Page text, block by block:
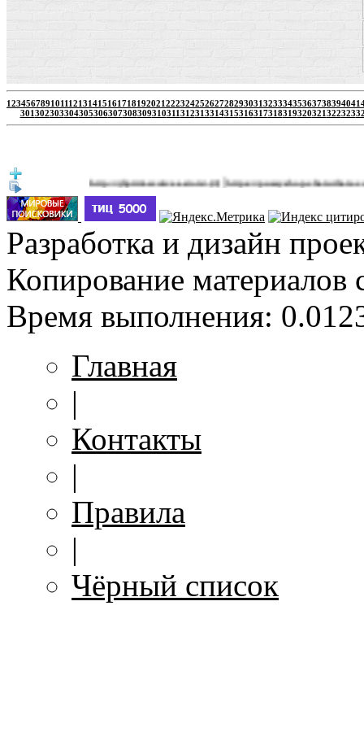
1234567891011121314151617181920212223242526272829303132333435363738394041
301302303304305306307308309310311312313314315316317318319320321322323
http://jbprimecurves.store/(3)|https://pussyshop.chaturbate.com/male-
Разработка и дизайн
Копирование материалов
Время выполнения:
Главная
|
Контакты
|
Правила
|
Чёрный список